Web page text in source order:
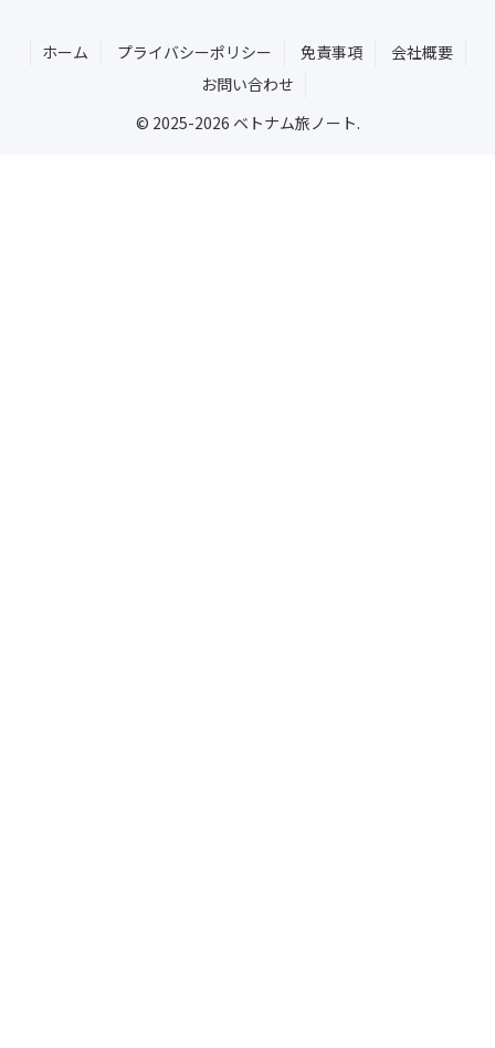
ホーム プライバシーポリシー 免責事項
会社概要
お問い合わせ
© 2025-2026 ベトナム旅ノート.